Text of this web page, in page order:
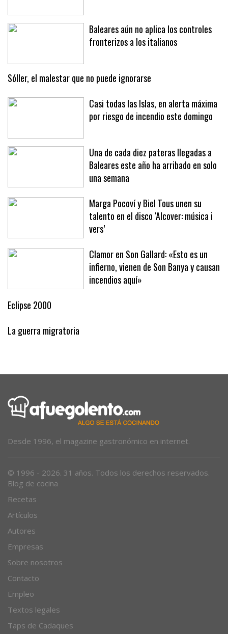
Baleares aún no aplica los controles
fronterizos a los italianos
Sóller, el malestar que no puede ignorarse
Casi todas las Islas, en alerta máxima
por riesgo de incendio este domingo
Una de cada diez pateras llegadas a
Baleares este año ha arribado en solo
una semana
Marga Pocoví y Biel Tous unen su
talento en el disco ‘Alcover: música i
vers’
Clamor en Son Gallard: «Esto es un
infierno, vienen de Son Banya y causan
incendios aquí»
Eclipse 2000
La guerra migratoria
Desde 1996, el magazine gastronómico en internet.
© 1996 - 2026. 31 años. Todos los derechos reservados.
Blog de cocina
Recetas
Artículos
Autores
Empresas
Sobre nosotros
Contacto
Empleo
Textos legales
Taps de Cadaques